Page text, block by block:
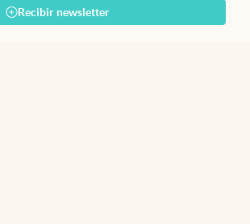
Recibir newsletter